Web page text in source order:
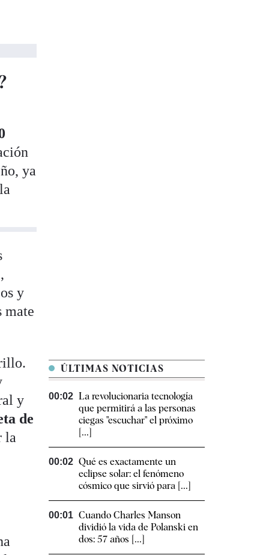
ya
y
mate
y
de
la
ÚLTIMAS NOTICIAS
00:02 La revolucionaria tecnología
que permitirá a las personas
ciegas "escuchar" el próximo
[...]
00:02 Qué es exactamente un
eclipse solar: el fenómeno
cósmico que sirvió para [...]
00:01 Cuando Charles Manson
dividió la vida de Polanski en
dos: 57 años [...]